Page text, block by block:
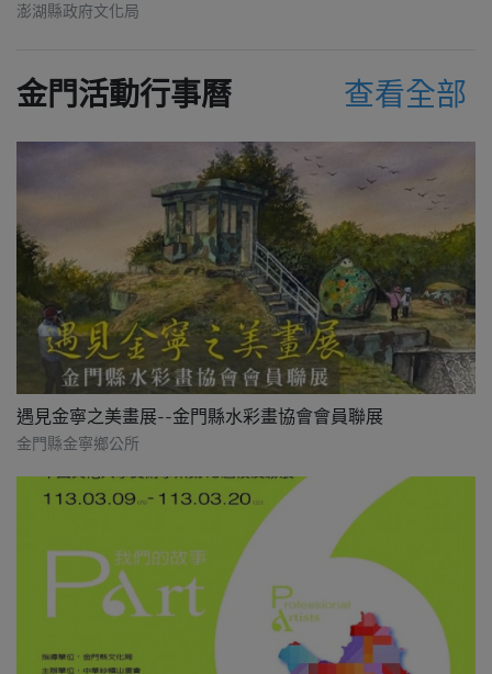
澎湖縣政府文化局
金門活動行事曆 查看全部
遇見金寧之美畫展--金門縣水彩畫協會會員聯展
金門縣金寧鄉公所